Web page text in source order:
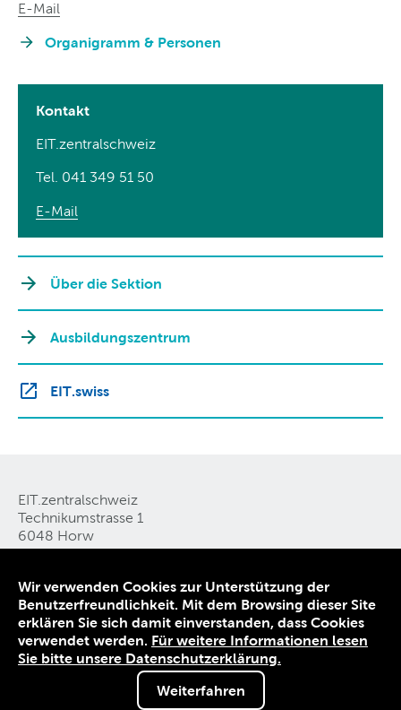
E-Mail
Organigramm & Personen
Kontakt
EIT.zentralschweiz
Tel. 041 349 51 50
E-Mail
Über die Sektion
Ausbildungszentrum
EIT.swiss
EIT.zentralschweiz
Technikumstrasse 1
6048 Horw
E-Mail
Kontakt
Datenschutz
Impressum
© 1906-2026 EIT.zentralschweiz
Wir verwenden Cookies zur Unterstützung der
Benutzerfreundlichkeit. Mit dem Browsing dieser Site
erklären Sie sich damit einverstanden, dass Cookies
verwendet werden. Für weitere Informationen lesen
Sie bitte unsere Datenschutzerklärung.
Weiterfahren